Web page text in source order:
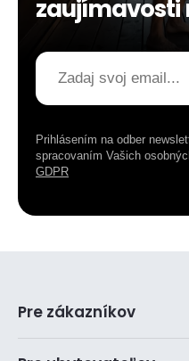
zaujímavosti
Prihlásením na odber
spracovaním Vašich
GDPR
Pre zákazníkov